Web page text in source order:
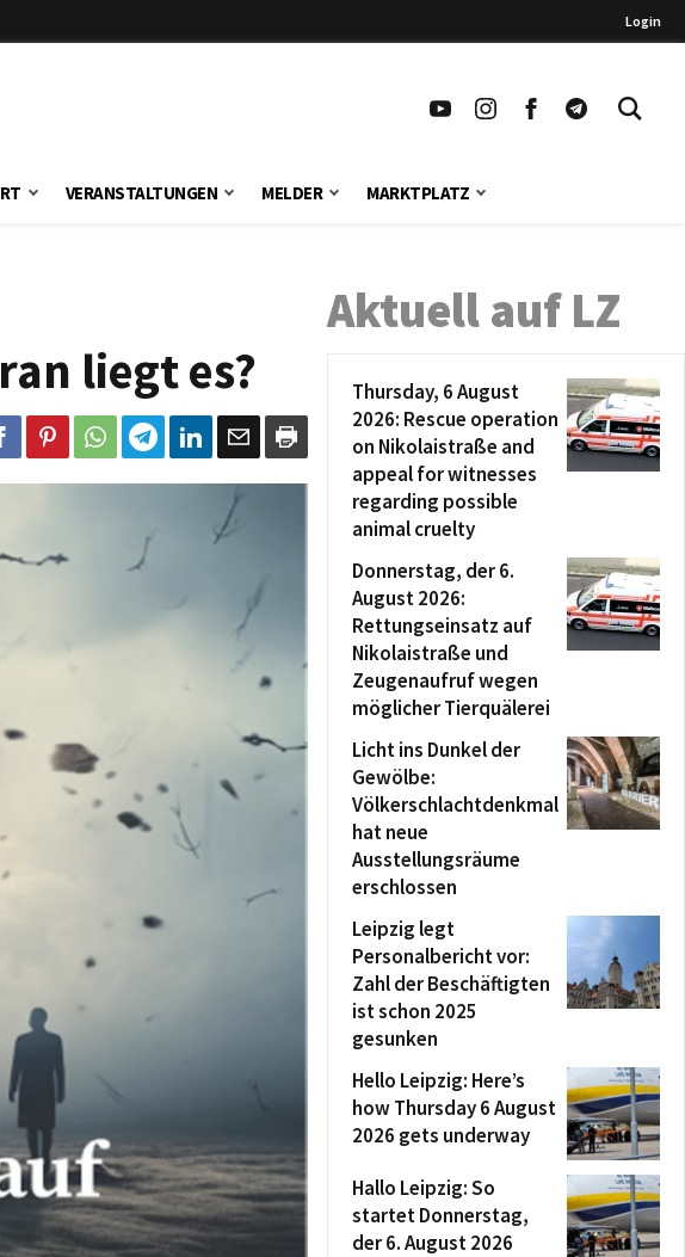
Login
VERANSTALTUNGEN MELDER MARKTPLATZ
liegt es?
Aktuell auf LZ
Thursday, 6 August
2026: Rescue operation
on Nikolaistraße and
appeal for witnesses
regarding possible
animal cruelty
Donnerstag, der 6.
August 2026:
Rettungseinsatz auf
Nikolaistraße und
Zeugenaufruf wegen
möglicher Tierquälerei
Licht ins Dunkel der
Gewölbe:
Völkerschlachtdenkmal
hat neue
Ausstellungsräume
erschlossen
Leipzig legt
Personalbericht vor:
Zahl der Beschäftigten
ist schon 2025
gesunken
Hello Leipzig: Here’s
how Thursday 6 August
2026 gets underway
Hallo Leipzig: So
startet Donnerstag,
der 6. August 2026